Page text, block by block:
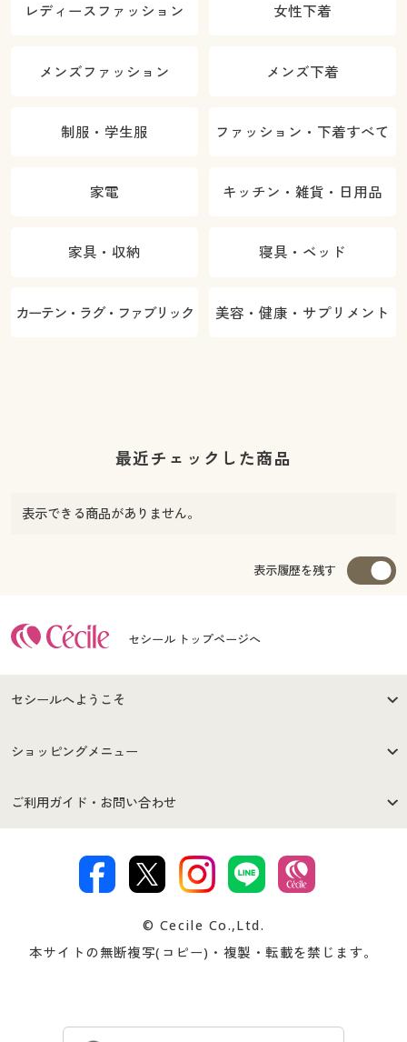
レディースファッション 女性下着
メンズファッション メンズ下着
制服・学生服 ファッション・下着すべて
家電 キッチン・雑貨・日用品
家具・収納 寝具・ベッド
カーテン・ラグ・ファブリック 美容・健康・サプリメント
最近チェックした商品
表示できる商品がありません。
表示履歴を残す
セシール トップページへ
セシールへようこそ
はじめての方へ
セシールご利用規約
著作権・商標について 会社案内
ショッピングメニュー
商品カテゴリ
プレゼント＆キャンペーン サイトマップ
ご利用ガイド・お問い合わせ
交換・返品は お支払は
ついて
忘れの場合
© Cecile Co.,Ltd.
本サイトの無断複写(コピー)・複製・転載を禁じます。